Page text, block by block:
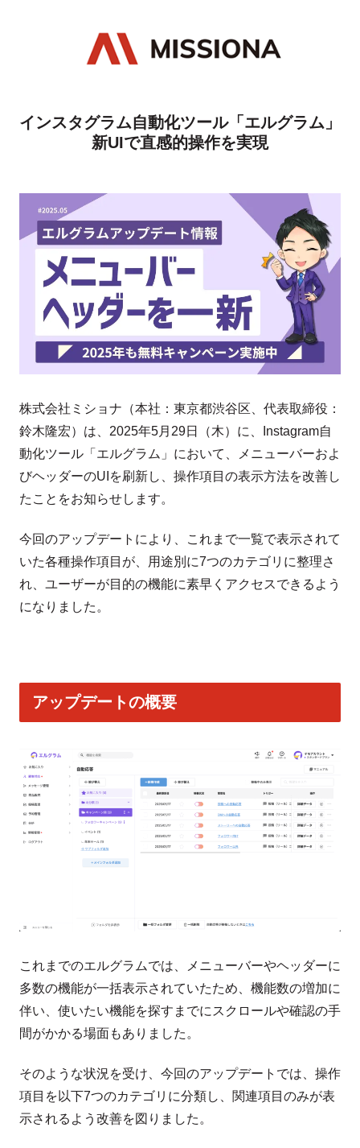
インスタグラム自動化ツール「エルグラム」
新UIで直感的操作を実現
株式会社ミショナ（本社：東京都渋谷区、代表取締役：
鈴木隆宏）は、2025年5月29日（木）に、Instagram自
動化ツール「エルグラム」において、メニューバーおよ
びヘッダーのUIを刷新し、操作項目の表示方法を改善し
たことをお知らせします。
今回のアップデートにより、これまで一覧で表示されて
いた各種操作項目が、用途別に7つのカテゴリに整理さ
れ、ユーザーが目的の機能に素早くアクセスできるよう
になりました。
アップデートの概要
これまでのエルグラムでは、メニューバーやヘッダーに
多数の機能が一括表示されていたため、機能数の増加に
伴い、使いたい機能を探すまでにスクロールや確認の手
間がかかる場面もありました。
そのような状況を受け、今回のアップデートでは、操作
項目を以下7つのカテゴリに分類し、関連項目のみが表
示されるよう改善を図りました。